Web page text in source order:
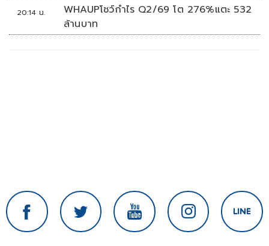
20:14 น.
WHAUPโชว์กำไร Q2/69 โต 276%แตะ 532
ล้านบาท